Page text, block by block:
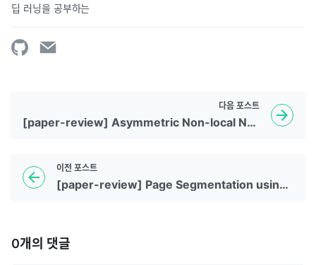
딥 러닝을 공부하는
이전 포스트
[paper-review] Page Segmentation using a Convolutional Neural Network with Trainable Co-occurrence Features
다음 포스트
[paper-review] Asymmetric Non-local Neural Networks for Semantic Segmentation
0개의 댓글